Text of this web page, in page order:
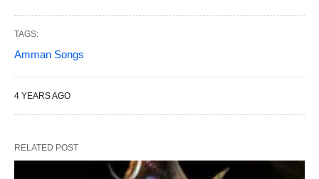
TAGS:
Amman Songs
4 YEARS AGO
RELATED POST